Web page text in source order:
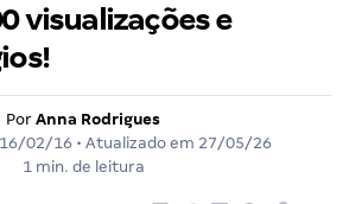
visualizações e
Por Anna Rodrigues
16/02/16 • Atualizado em 27/05/26
1 min. de leitura